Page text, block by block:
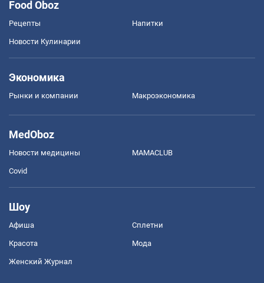
Food Oboz
Рецепты Напитки
Новости Кулинарии
Экономика
Рынки и компании Mакроэкономика
MedOboz
Новости медицины MAMACLUB
Covid
Шоу
Афиша Сплетни
Красота Мода
Женский Журнал